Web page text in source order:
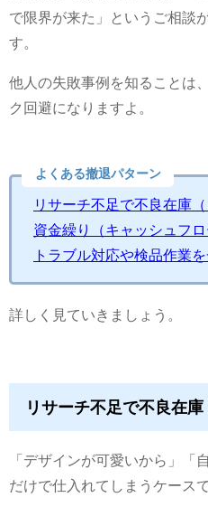
で限界が来た」というご相談
す。
他人の失敗事例を知ることは
ク回避になりますよ。
よくある撤退パターン
リサーチ不足で不良在庫
資金繰り（キャッシュフ
トラブル対応や検品作業
詳しく見ていきましょう。
リサーチ不足で不良在
「デザインが可愛いから」「
だけで仕入れてしまうケースで